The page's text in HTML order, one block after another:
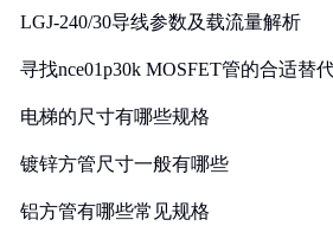
LGJ-240/30导线参数及载流量解析
寻找nce01p30k MOSFET管的合适替
电梯的尺寸有哪些规格
镀锌方管尺寸一般有哪些
铝方管有哪些常见规格